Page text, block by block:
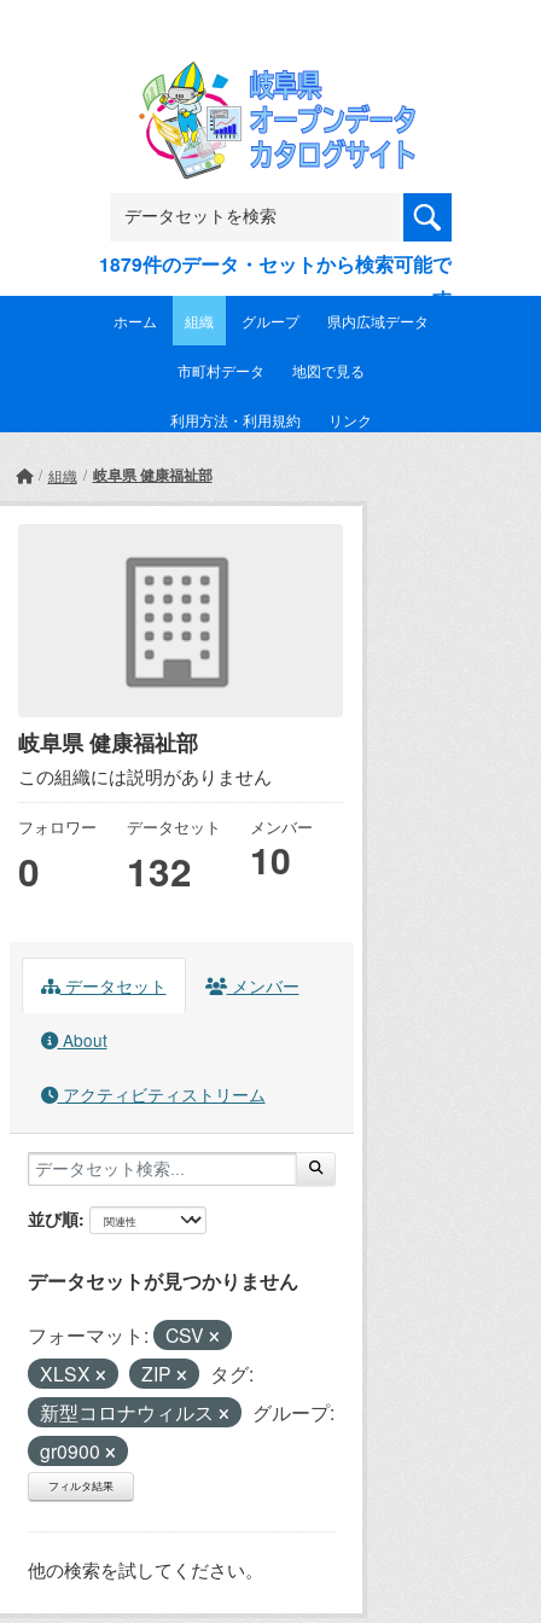
1879件のデータ・セットから検索可能で
す
ホーム 組織 グループ 県内広域データ
市町村データ 地図で見る
利用方法・利用規約 リンク
組織 岐阜県 健康福祉部
岐阜県 健康福祉部
この組織には説明がありません
フォロワー
0
データセット
132
メンバー
10
データセット メンバー
About
アクティビティストリーム
並び順
データセットが見つかりません
フォーマット:
CSV
XLSX
ZIP
タグ:
新型コロナウィルス
グループ:
gr0900
フィルタ結果
他の検索を試してください。